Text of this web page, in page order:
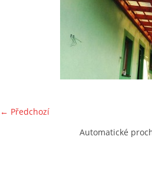
← Předchozí
Automatické